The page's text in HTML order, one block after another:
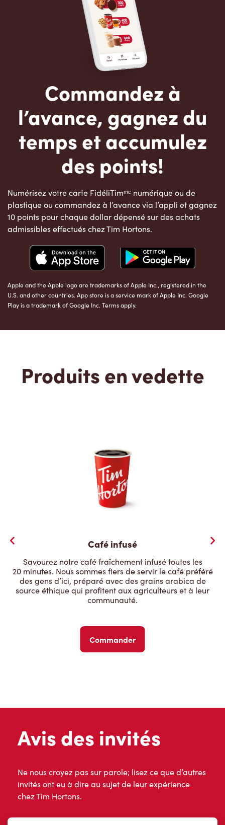
Commandez à
l’avance, gagnez du
temps et accumulez
des points!
Numérisez votre carte FidéliTimᵐᶜ numérique ou de
plastique ou commandez à l’avance via l’appli et gagnez
10 points pour chaque dollar dépensé sur des achats
admissibles effectués chez Tim Hortons.
Apple and the Apple logo are trademarks of Apple Inc., registered in the
U.S. and other countries. App store is a service mark of Apple Inc. Google
Play is a trademark of Google Inc. Terms apply.
Produits en vedette
Café infusé
Savourez notre café fraîchement infusé toutes les
20 minutes. Nous sommes fiers de servir le café préféré
des gens d’ici, préparé avec des grains arabica de
source éthique qui profitent aux agriculteurs et à leur
communauté.
Commander
Avis des invités
Ne nous croyez pas sur parole; lisez ce que d’autres
invités ont eu à dire au sujet de leur expérience
chez Tim Hortons.